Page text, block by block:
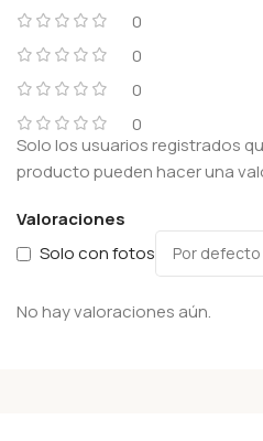
0
0
0
0
Valoraciones
Solo con fotos
No hay valoraciones aún.
Solo los usuarios registrados
producto pueden hacer una